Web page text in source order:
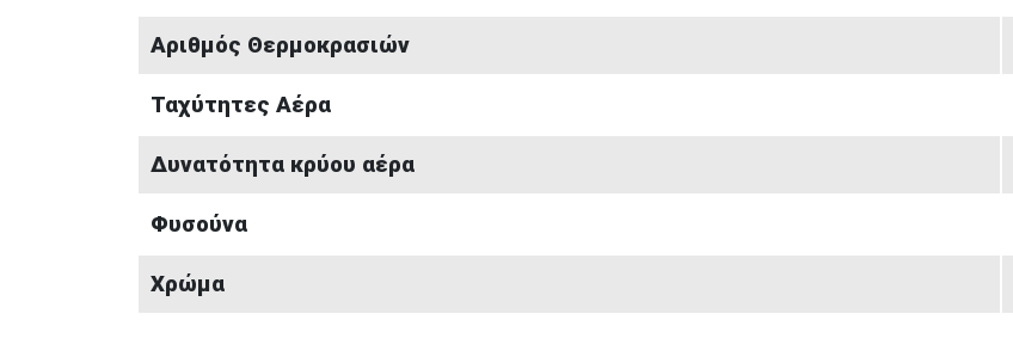
Αριθμός Θερμοκρασιών
Ταχύτητες Αέρα
Δυνατότητα κρύου αέρα
Φυσούνα
Χρώμα